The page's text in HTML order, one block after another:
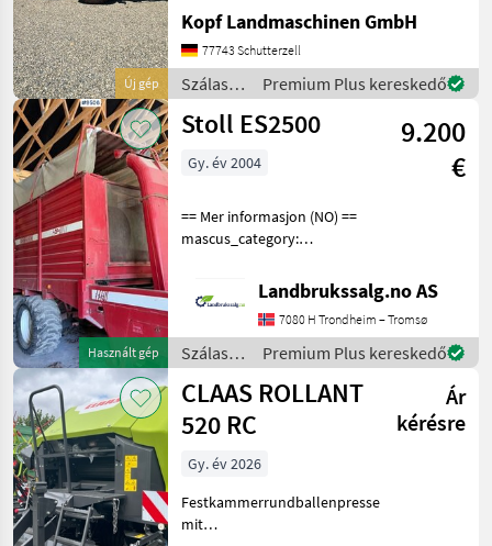
Új gép
Typ Rotana 160V Combi
Baujahr 2026 40km/h Netz-
und Folienbindung,
integrierte Wickelein
Kopf Landmaschinen GmbH
77743 Schutterzell
Szálastakarmány
betakarítók
/ Fendt
Premium Plus kereskedő
Használt gép
Stoll ES2500
9.200
€
Gy. év 2004
== Mer informasjon (NO) ==
mascus_category:
provide reference number
upon request: 9506 See
en.landbrukssalg.no/9506
for more images Specif
Landbrukssalg.no AS
7080 H Trondheim – Tromsø
Szálastakarmány
betakarítók
/ Stoll
Premium Plus kereskedő
CLAAS ROLLANT
520 RC
Ár
kérésre
Gy. év 2026
Festkammerrundballenpresse
mit